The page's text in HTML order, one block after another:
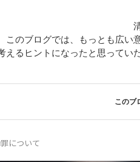
このブログでは、もっとも広い
えるヒントになったと思ってい
このブ
について